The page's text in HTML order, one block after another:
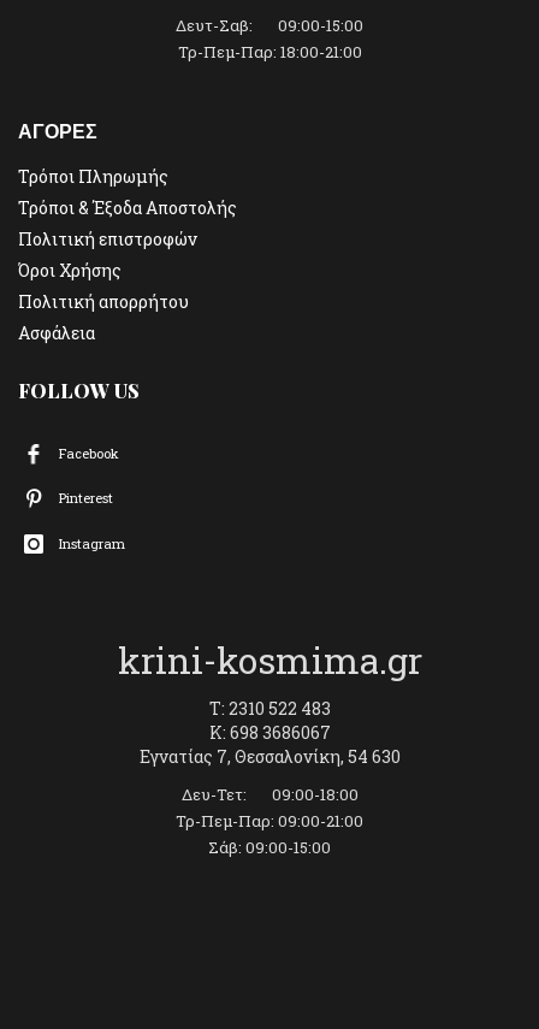
Δευτ-Σαβ: 09:00-15:00
Τρ-Πεμ-Παρ: 18:00-21:00
ΑΓΟΡΕΣ
Τρόποι Πληρωμής
Τρόποι & Έξοδα Αποστολής
Πολιτική επιστροφών
Όροι Χρήσης
Πολιτική απορρήτου
Ασφάλεια
FOLLOW US
Facebook
Pinterest
Instagram
krini-kosmima.gr
T: 2310 522 483
K: 698 3686067
Εγνατίας 7, Θεσσαλονίκη, 54 630
Δευ-Τετ: 09:00-18:00
Τρ-Πεμ-Παρ: 09:00-21:00
Σάβ: 09:00-15:00